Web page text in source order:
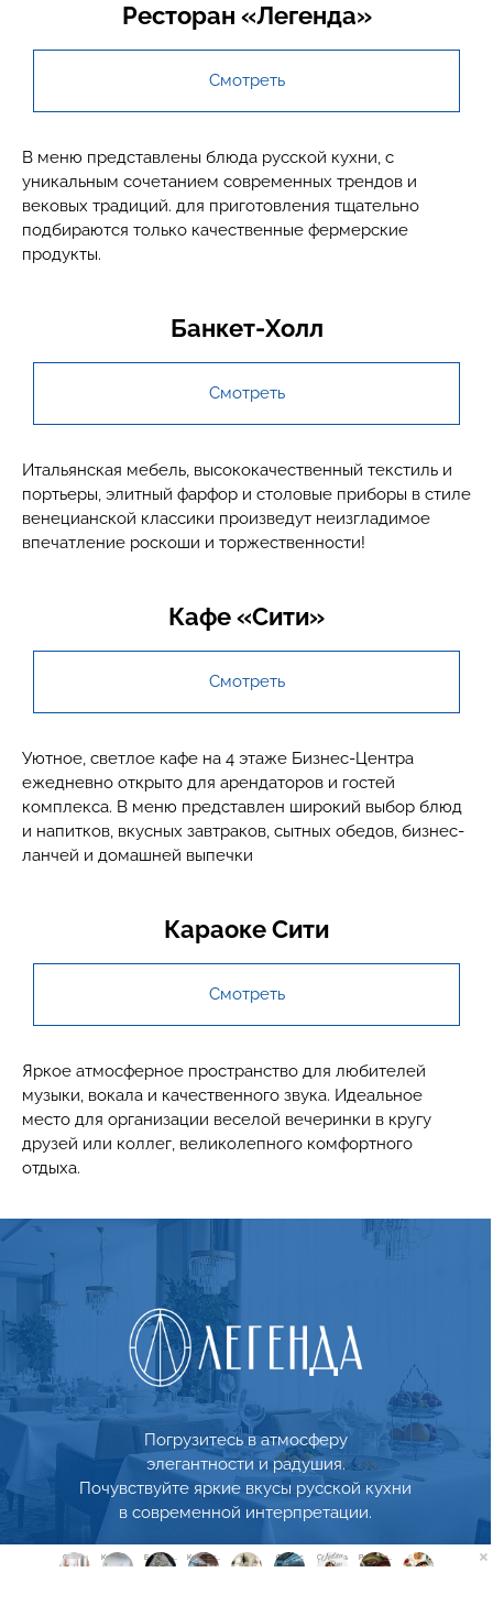
Ресторан «Легенда»
Смотреть
В меню представлены блюда русской кухни, с
уникальным сочетанием современных трендов и
вековых традиций. для приготовления тщательно
подбираются только качественные фермерские
продукты.
Банкет-Холл
Смотреть
Итальянская мебель, высококачественный текстиль и
портьеры, элитный фарфор и столовые приборы в стиле
венецианской классики произведут неизгладимое
впечатление роскоши и торжественности!
Кафе «Сити»
Смотреть
Уютное, светлое кафе на 4 этаже Бизнес-Центра
ежедневно открыто для арендаторов и гостей
комплекса. В меню представлен широкий выбор блюд
и напитков, вкусных завтраков, сытных обедов, бизнес-
ланчей и домашней выпечки
Караоке Сити
Смотреть
Яркое атмосферное пространство для любителей
музыки, вокала и качественного звука. Идеальное
место для организации веселой вечеринки в кругу
друзей или коллег, великолепного комфортного
отдыха.
Погрузитесь в атмосферу
элегантности и радушия.
Почувствуйте яркие вкусы русской кухни
в современной интерпретации.
Ресторан «Легенда»
Фирменная подача блюд удивительный микс
разнообразных вкусов подарят вам незабываемое
впечатление от посещения ресторана «Легенда».
СМОТРЕТЬ